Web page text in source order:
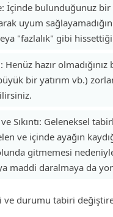
İçinde bulunduğunuz
uyum
"fazlalık" gibi
Henüz hazır
bir yatırım vb.)
Sıkıntı: Geleneksel
ve içinde ayağın
gitmemesi
maddi daralmaya da
ve durumu tabiri